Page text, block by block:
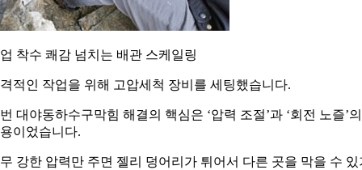
착수 쾌감 넘치는 배관 스케일링
적인 작업을 위해 고압세척 장비를 세팅했습니다.
대야동하수구막힘 해결의 핵심은 ‘압력 조절’과 ‘회전 노즐’의
이었습니다.
강한 압력만 주면 젤리 덩어리가 튀어서 다른 곳을 막을 수 있